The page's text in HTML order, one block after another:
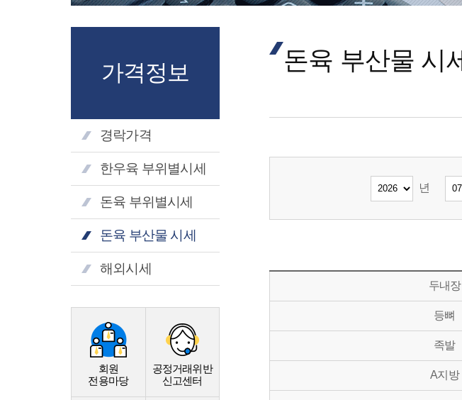
가격정보
경락가격
한우육 부위별시세
돈육 부위별시세
돈육 부산물 시세
해외시세
회원
전용마당
공정거래위반
신고센터
돈육 부산물 시
년
두내장
등뼈
족발
A지방